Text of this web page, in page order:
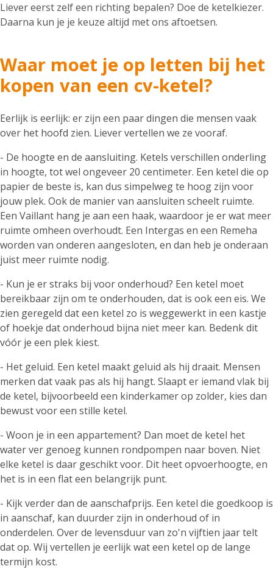
Liever eerst zelf een richting bepalen? Doe de ketelkiezer.
Daarna kun je je keuze altijd met ons aftoetsen.
Waar moet je op letten bij het
kopen van een cv-ketel?
Eerlijk is eerlijk: er zijn een paar dingen die mensen vaak
over het hoofd zien. Liever vertellen we ze vooraf.
- De hoogte en de aansluiting. Ketels verschillen onderling
in hoogte, tot wel ongeveer 20 centimeter. Een ketel die op
papier de beste is, kan dus simpelweg te hoog zijn voor
jouw plek. Ook de manier van aansluiten scheelt ruimte.
Een Vaillant hang je aan een haak, waardoor je er wat meer
ruimte omheen overhoudt. Een Intergas en een Remeha
worden van onderen aangesloten, en dan heb je onderaan
juist meer ruimte nodig.
- Kun je er straks bij voor onderhoud? Een ketel moet
bereikbaar zijn om te onderhouden, dat is ook een eis. We
zien geregeld dat een ketel zo is weggewerkt in een kastje
of hoekje dat onderhoud bijna niet meer kan. Bedenk dit
vóór je een plek kiest.
- Het geluid. Een ketel maakt geluid als hij draait. Mensen
merken dat vaak pas als hij hangt. Slaapt er iemand vlak bij
de ketel, bijvoorbeeld een kinderkamer op zolder, kies dan
bewust voor een stille ketel.
- Woon je in een appartement? Dan moet de ketel het
water ver genoeg kunnen rondpompen naar boven. Niet
elke ketel is daar geschikt voor. Dit heet opvoerhoogte, en
het is in een flat een belangrijk punt.
- Kijk verder dan de aanschafprijs. Een ketel die goedkoop is
in aanschaf, kan duurder zijn in onderhoud of in
onderdelen. Over de levensduur van zo'n vijftien jaar telt
dat op. Wij vertellen je eerlijk wat een ketel op de lange
termijn kost.